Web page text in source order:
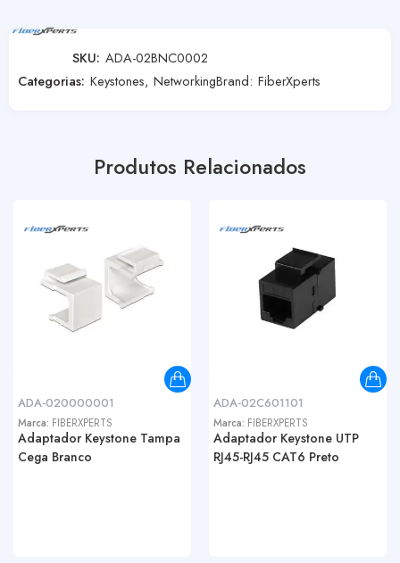
SKU: ADA-02BNC0002
Categorias: Keystones, NetworkingBrand: FiberXperts
Produtos Relacionados
ADA-020000001
Marca: FIBERXPERTS
Adaptador Keystone Tampa
Cega Branco
ADA-02C601101
Marca: FIBERXPERTS
Adaptador Keystone UTP
RJ45-RJ45 CAT6 Preto